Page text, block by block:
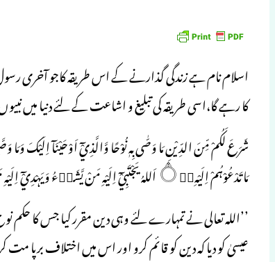
اسلام نام ہے زندگی گذارنے کے اس طریقہ کاجو آخری
کا رہے گا،اسی طریقہ کی تبلیغ و اشاعت کے لئے دنیا میں
مَا تَدْعُوْہُمْ اِلَيْہِ۝۰ۭ اَللہُ يَجْتَبِيْٓ اِلَيْہِ مَنْ يَّشَاۗءُ وَيَہْدِيْٓ اِلَيْہِ مَنْ يُّنِيْبُ۝۱۳ (شوری:۱۳)
’’اللہ تعالی نے تمہارے لئے وہی دین مقرر کیا جس کا
عیسیٰ کو دیا کہ دین کو قائم کرو اور اس میں اختلاف برپا مت